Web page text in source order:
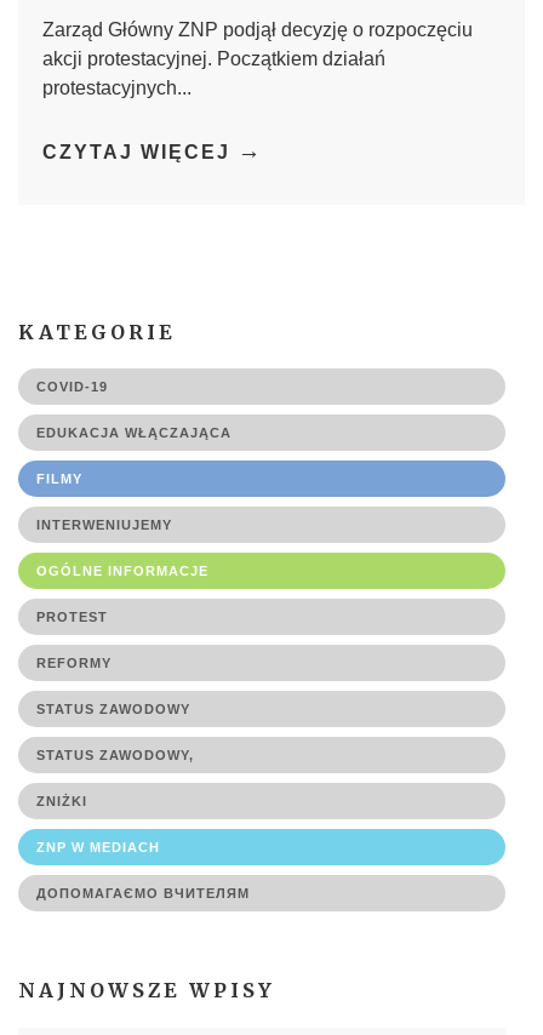
Zarząd Główny ZNP podjął decyzję o rozpoczęciu
akcji protestacyjnej. Początkiem działań
protestacyjnych...
CZYTAJ WIĘCEJ →
KATEGORIE
COVID-19
EDUKACJA WŁĄCZAJĄCA
FILMY
INTERWENIUJEMY
OGÓLNE INFORMACJE
PROTEST
REFORMY
STATUS ZAWODOWY
STATUS ZAWODOWY,
ZNIŻKI
ZNP W MEDIACH
ДОПОМАГАЄМО ВЧИТЕЛЯМ
NAJNOWSZE WPISY